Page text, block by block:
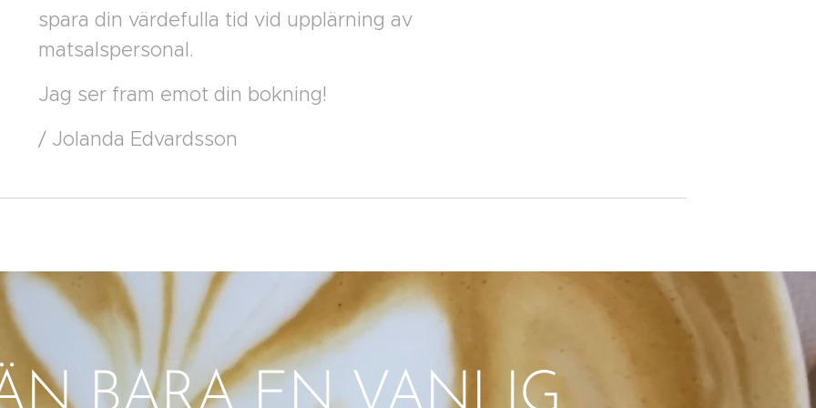
spara din värdefulla tid vid upplärning av
matsalspersonal.
Jag ser fram emot din bokning!
/ Jolanda Edvardsson